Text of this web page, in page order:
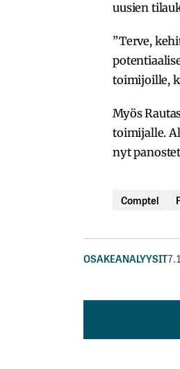
uusien
”Terve,
toimijoille,
Myös
toimijalle.
nyt
Comptel
OSAKEANALYYSIT